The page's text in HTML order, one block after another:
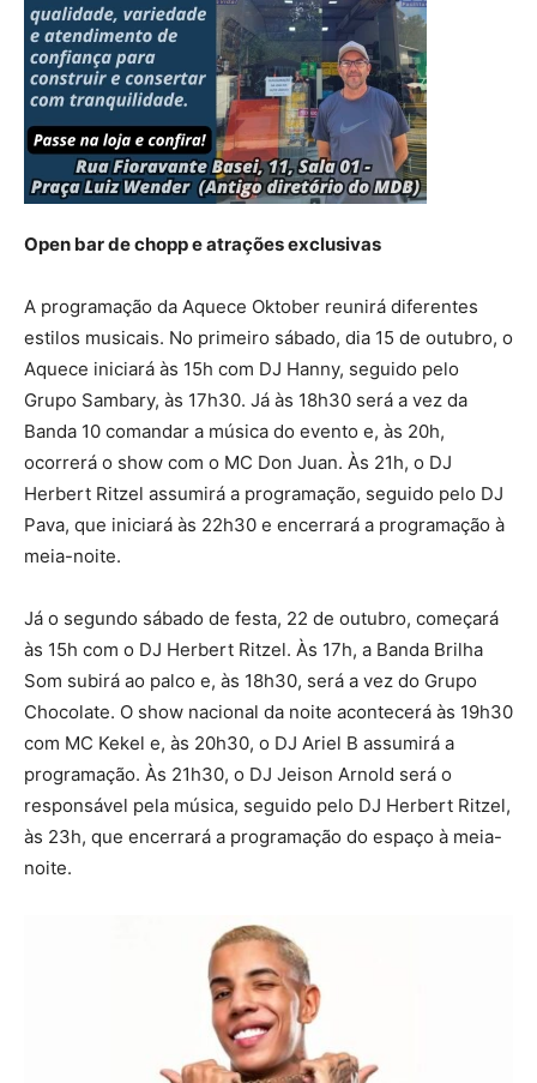
Open bar de chopp e atrações exclusivas
A programação da Aquece Oktober reunirá diferentes
estilos musicais. No primeiro sábado, dia 15 de outubro, o
Aquece iniciará às 15h com DJ Hanny, seguido pelo
Grupo Sambary, às 17h30. Já às 18h30 será a vez da
Banda 10 comandar a música do evento e, às 20h,
ocorrerá o show com o MC Don Juan. Às 21h, o DJ
Herbert Ritzel assumirá a programação, seguido pelo DJ
Pava, que iniciará às 22h30 e encerrará a programação à
meia-noite.
Já o segundo sábado de festa, 22 de outubro, começará
às 15h com o DJ Herbert Ritzel. Às 17h, a Banda Brilha
Som subirá ao palco e, às 18h30, será a vez do Grupo
Chocolate. O show nacional da noite acontecerá às 19h30
com MC Kekel e, às 20h30, o DJ Ariel B assumirá a
programação. Às 21h30, o DJ Jeison Arnold será o
responsável pela música, seguido pelo DJ Herbert Ritzel,
às 23h, que encerrará a programação do espaço à meia-
noite.